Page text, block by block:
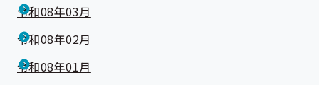
令和08年03月
令和08年02月
令和08年01月